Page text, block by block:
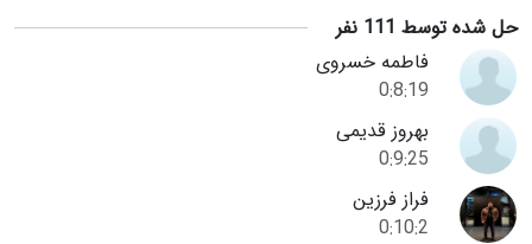
حل شده توسط 111 نفر
فاطمه خسروی
0:8:19
بهروز قدیمی
0:9:25
فراز فرزین
0:10:2